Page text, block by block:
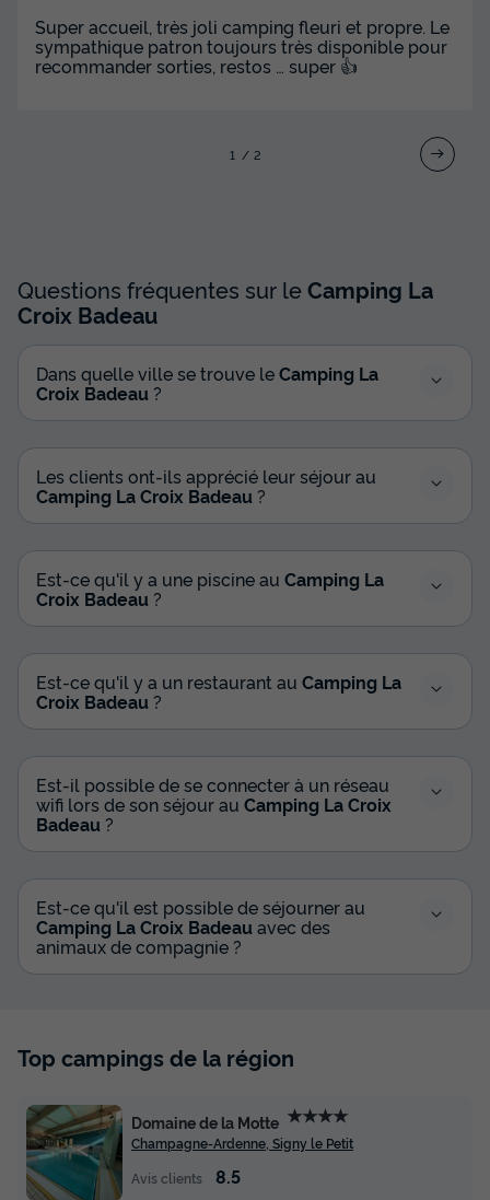
Super accueil, très joli camping fleuri et propre. Le
sympathique patron toujours très disponible pour
recommander sorties, restos … super 👍
1 2
Questions fréquentes sur leCamping La
Croix Badeau
Dans quelle ville se trouve leCamping La
Croix Badeau ?
Les clients ont-ils apprécié leur séjour au
Camping La Croix Badeau ?
Est-ce qu'il y a une piscine au Camping La
Croix Badeau ?
Est-ce qu'il y a un restaurant au Camping La
Croix Badeau ?
Est-il possible de se connecter à un réseau
wifi lors de son séjour au Camping La Croix
Badeau ?
Est-ce qu'il est possible de séjourner au
Camping La Croix Badeauavec des
animaux de compagnie ?
Top campings de la région
Domaine de la Motte ★★★★
Champagne-Ardenne, Signy le Petit
Avis clients
8.5